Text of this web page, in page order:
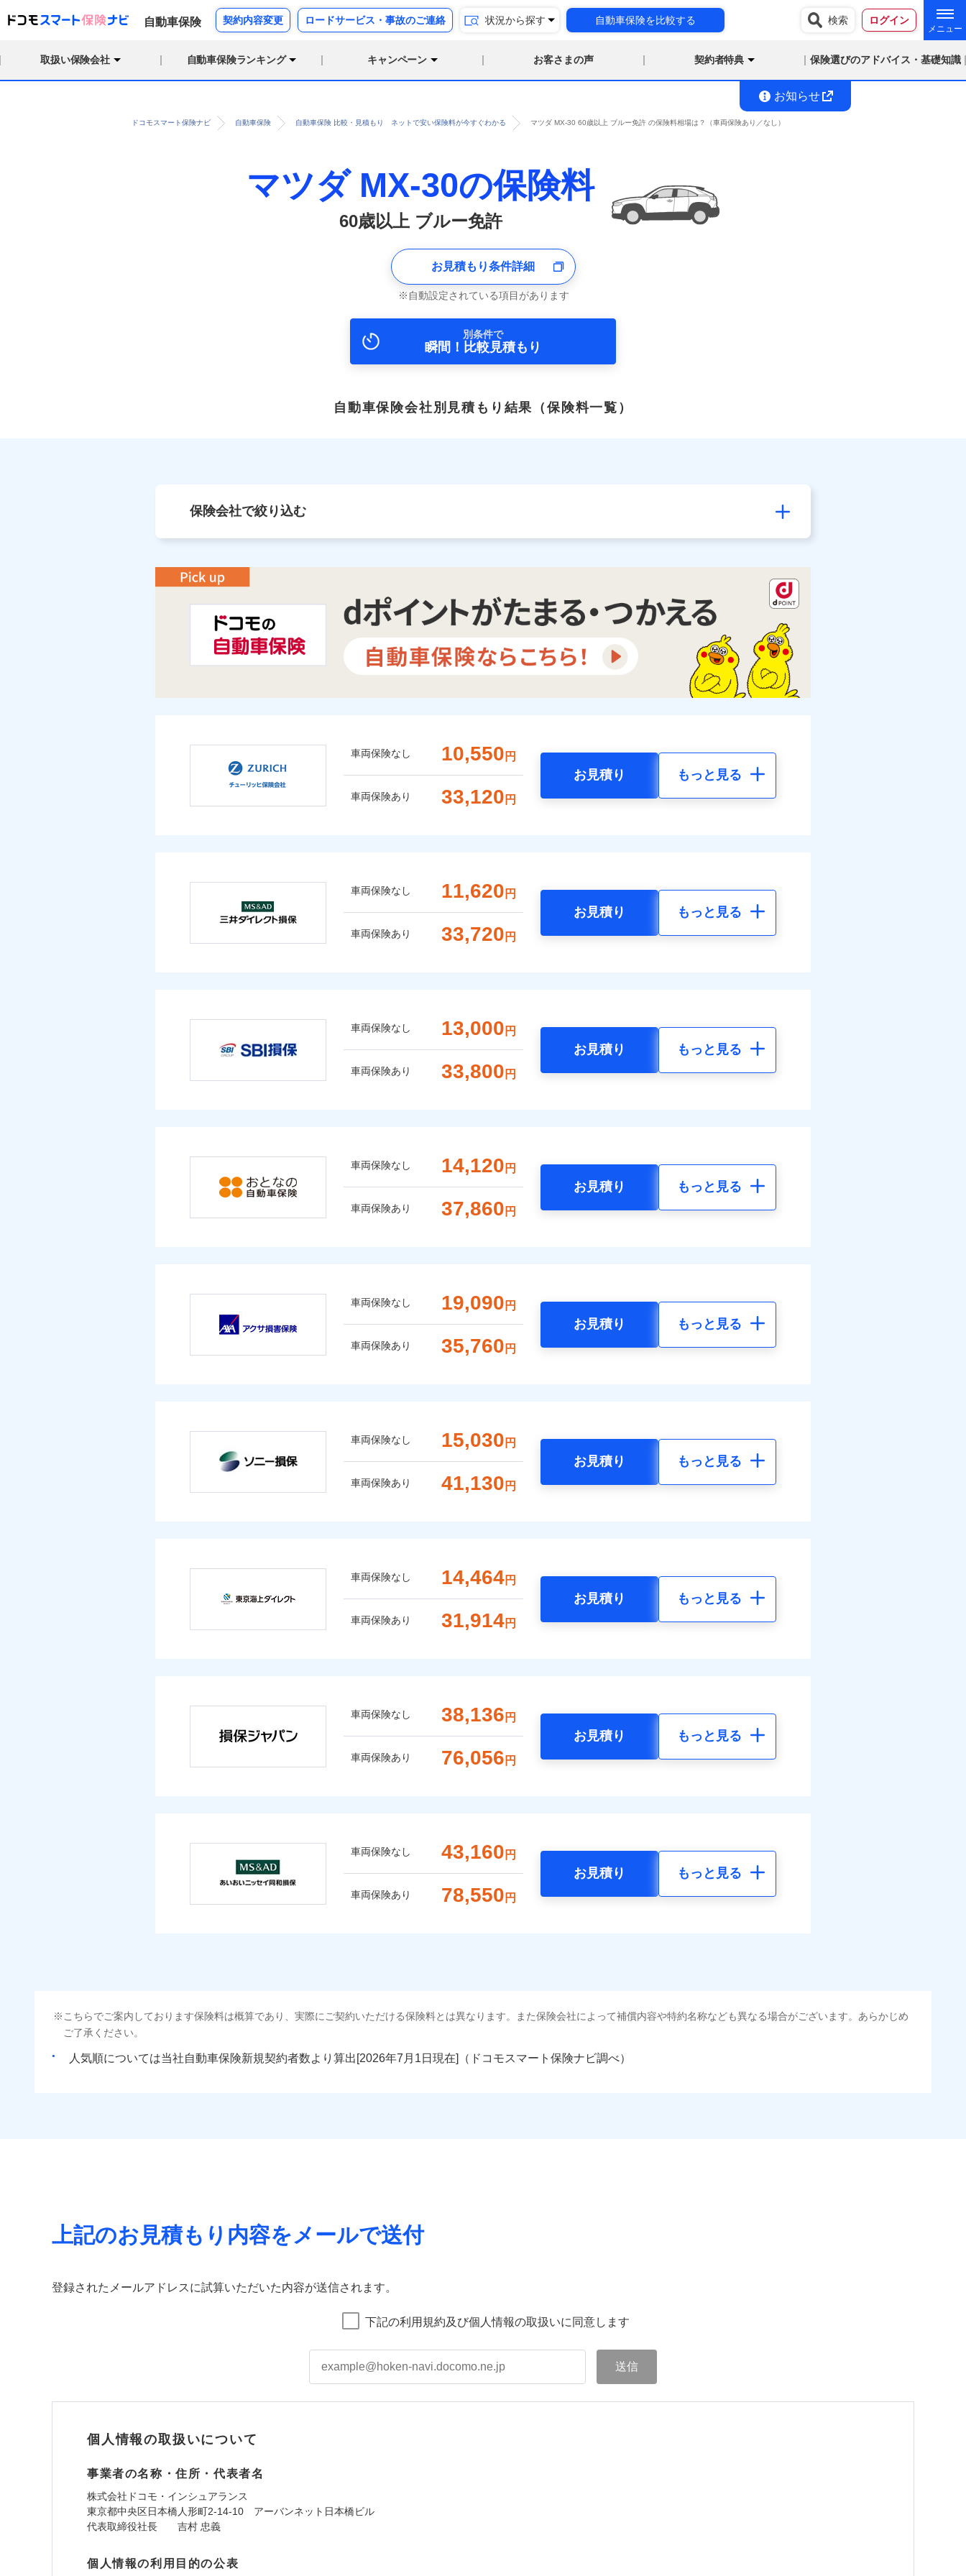
自動車保険 契約内容変更 ロードサービス・事故のご連絡 状況から探す 自動車保険を比較する 検索 ログイン
取扱い保険会社 自動車保険ランキング キャンペーン お客さまの声 契約者特典 保険選びのアドバイス・基礎知識
お知らせ
ドコモスマート保険ナビ 自動車保険 自動車保険 比較・見積もり ネットで安い保険料が今すぐわかる マツダ MX-30 60歳以上 ブルー免許 の保険料相場は？（車両保険あり／なし）
マツダ MX-30の保険料
60歳以上 ブルー免許
お見積もり条件詳細
自動設定されている項目があります
別条件で
瞬間！比較見積もり
自動車保険会社別見積もり結果 （保険料一覧）
保険会社で絞り込む
車両保険なし 10,550 円
車両保険あり 33,120 円
お見積り もっと見る
車両保険なし 11,620 円
車両保険あり 33,720 円
お見積り もっと見る
車両保険なし 13,000 円
車両保険あり 33,800 円
お見積り もっと見る
車両保険なし 14,120 円
車両保険あり 37,860 円
お見積り もっと見る
車両保険なし 19,090 円
車両保険あり 35,760 円
お見積り もっと見る
車両保険なし 15,030 円
車両保険あり 41,130 円
お見積り もっと見る
車両保険なし 14,464円
車両保険あり 31,914円
お見積り もっと見る
車両保険なし 38,136 円
車両保険あり 76,056 円
お見積り もっと見る
車両保険なし 43,160 円
車両保険あり 78,550 円
お見積り もっと見る
こちらでご案内しております保険料は概算であり、実際にご契約いただける保険料とは異なります。また保険会社によって補償内容や特約名称なども異なる場合がございます。あらかじめ
ご了承ください。
人気順については当社 新規契約者数より算出[ 年 月 日現在]（ドコモスマート保険ナビ調べ）
上記のお見積もり内容をメールで送付
登録されたメールアドレスに試算いただいた内容が送信されます。
下記の利用規約及び個人情報の取扱いに同意します
個人情報の取扱いについて
事業者の名称・住所・代表者名
株式会社ドコモ・インシュアランス
東京都中央区日本橋人形町2-14-10 アーバンネット日本橋ビル
代表取締役社長 吉村 忠義
個人情報の利用目的の公表